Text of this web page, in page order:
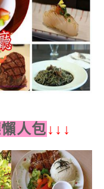
人包↓↓↓